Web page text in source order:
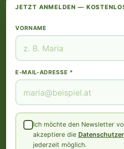
JETZT ANMELDEN —
VORNAME
E-MAIL-ADRESSE *
Ich möchte den Newsletter
akzeptiere die
jederzeit möglich.